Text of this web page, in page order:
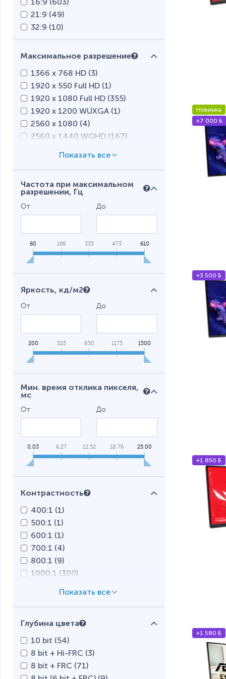
21:9 (49)
32:9 (10)
Максимальное разрешение
1366 x 768 HD (3)
1920 x 550 Full HD (1)
1920 x 1080 Full HD (355)
1920 x 1200 WUXGA (1)
2560 x 1080 (4)
2560 x 1440 WQHD (167)
3840 x 1600 WQHD+ (3)
3840 x 1080 (
3840 x 2160 Ultra HD 4K (
5120 x 2160 (
5120 x 2880 (2)
6016 x 3384 (
7680 x 2160 Dual UHD (1)
Частота при максимальном
разрешении, Гц
От До
60 198 335 473 610
Яркость, кд/м2
От До
200 525 850 1175 1500
Мин. время отклика пикселя,
мс
От До
0.03 6.27 12.52 18.76 25.00
Контрастность
400:1 (1)
500:1 (1)
600:1 (1)
700:1 (4)
800:1 (9)
1000:1 (300)
1500:1 (75)
2000:1 ( 6)
2500:1 ( 8
3000:1 (130)
3500:1 ( 6)
Глубина цвета
10 bit (54)
8 bit + Hi-FRC (3)
8 bit + FRC (71)
Новинка
+7 000 Б
+3 500 Б
+1 850 Б
+1 580 Б